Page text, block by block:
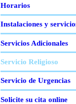
Horarios
Instalaciones y
Servicios Adicionales
Servicio Religioso
Servicio de Urgencias
Solicite su cita online